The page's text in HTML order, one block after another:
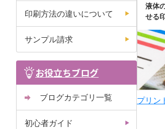
印刷方法の違いについて
サンプル請求
お役立ちブログ
ブログカテゴリ一覧
初心者ガイド
液体
せる
プリン